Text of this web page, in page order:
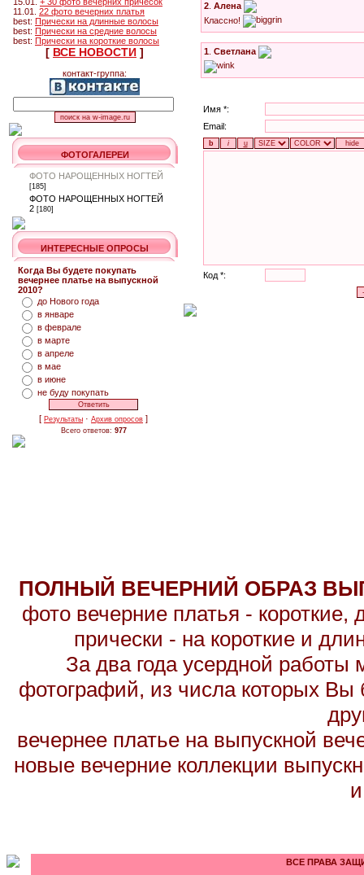
11.01. 22 фото вечерних платья
best: Прически на длинные волосы
best: Прически на средние волосы
best: Прически на короткие волосы
[ ВСЕ НОВОСТИ ]
контакт-группа:
ФОТОГАЛЕРЕИ
ФОТО НАРОЩЕННЫХ НОГТЕЙ
[185]
ФОТО НАРОЩЕННЫХ НОГТЕЙ
2 [180]
ИНТЕРЕСНЫЕ ОПРОСЫ
Когда Вы будете покупать
вечернее платье на выпускной
2010?
до Нового года
в январе
в феврале
в марте
в апреле
в мае
в июне
не буду покупать
[ Результаты · Архив опросов ]
Всего ответов: 977
2 Алена
Классно!
1 Светлана
Имя *:
Email:
Код *:
ПОЛНЫЙ ВЕЧЕРНИЙ ОБРАЗ
фото вечерние платья -
прически - на короткие и
За два года усердной
фотографий, из числа которых Вы
вечернее платье на выпускной
новые вечерние коллекции
ВСЕ ПРАВА